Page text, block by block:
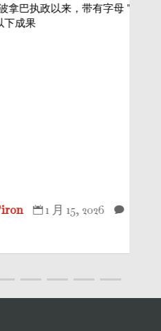
执政以来，带有字母 "6
果
 1 月 15, 2026 